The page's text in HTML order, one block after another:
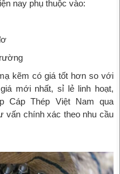
nay phụ thuộc vào:
kẽm có giá tốt hơn so với
mới nhất, sỉ lẻ linh hoạt,
Cáp Thép Việt Nam qua
chính xác theo nhu cầu